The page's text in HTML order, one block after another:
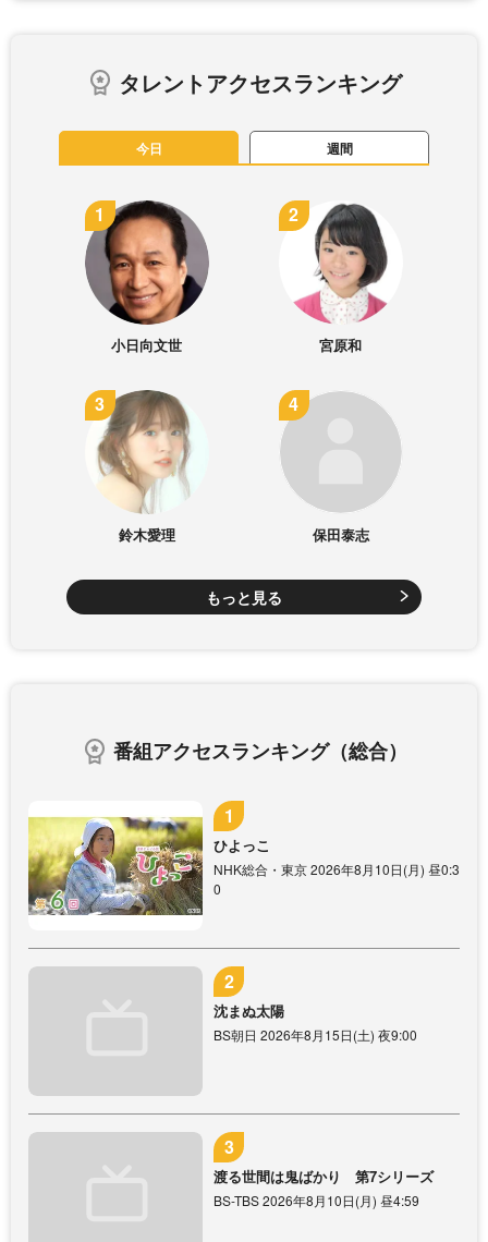
タレントアクセスランキング
今日 週間
小日向文世 宮原和
鈴木愛理 保田泰志
もっと見る
番組アクセスランキング（総合）
ひよっこ
NHK総合・東京 2026年8月10日(月) 昼0:3
0
沈まぬ太陽
BS朝日 2026年8月15日(土) 夜9:00
渡る世間は鬼ばかり 第7シリーズ
BS-TBS 2026年8月10日(月) 昼4:59